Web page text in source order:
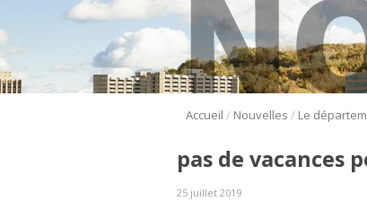
Accueil / Nouvelles / Le
pas de vacances
25 juillet 2019